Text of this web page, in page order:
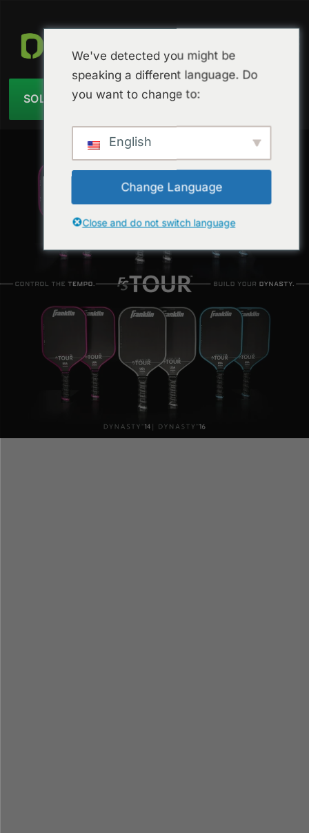
SOLICITAR PRESUPUESTO
We've detected you might be
speaking a different language. Do
you want to change to:
English
Change Language
Close and do not switch language